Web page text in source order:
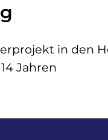
in den
Jahren